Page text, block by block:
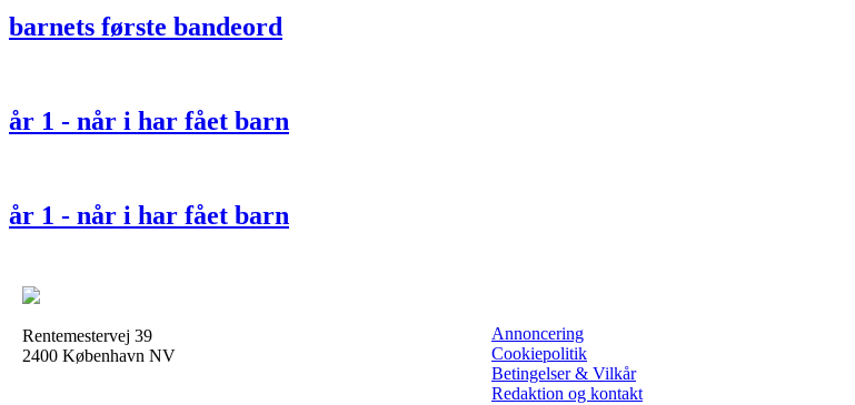
barnets første bandeord
år 1 - når i har fået barn
år 1 - når i har fået barn
Rentemestervej 39
2400 København NV
Annoncering
Cookiepolitik
Betingelser & Vilkår
Redaktion og kontakt